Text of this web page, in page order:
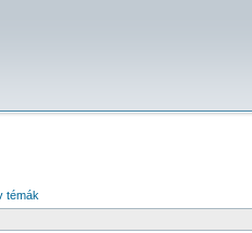
témák